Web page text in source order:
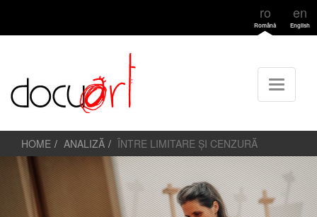
ro
Română
en
English
HOME ANALIZĂ ÎNTRE LIMITARE ȘI CENZURĂ